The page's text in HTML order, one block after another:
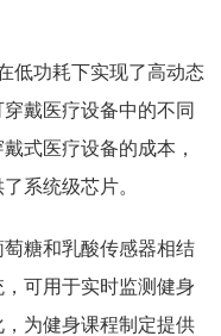
低功耗下实现了高动态
戴医疗设备中的不同
式医疗设备的成本，
系统级芯片。
糖和乳酸传感器相结
可用于实时监测健身
为健身课程制定提供